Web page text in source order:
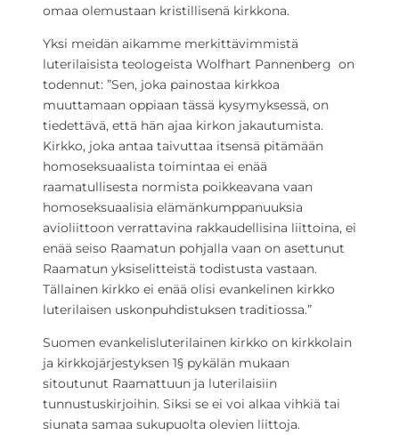
omaa olemustaan kristillisenä kirkkona.
Yksi meidän aikamme merkittävimmistä
luterilaisista teologeista Wolfhart Pannenberg on
todennut: ”Sen, joka painostaa kirkkoa
muuttamaan oppiaan tässä kysymyksessä, on
tiedettävä, että hän ajaa kirkon jakautumista.
Kirkko, joka antaa taivuttaa itsensä pitämään
homoseksuaalista toimintaa ei enää
raamatullisesta normista poikkeavana vaan
homoseksuaalisia elämänkumppanuuksia
avioliittoon verrattavina rakkaudellisina liittoina, ei
enää seiso Raamatun pohjalla vaan on asettunut
Raamatun yksiselitteistä todistusta vastaan.
Tällainen kirkko ei enää olisi evankelinen kirkko
luterilaisen uskonpuhdistuksen traditiossa.”
Suomen evankelisluterilainen kirkko on kirkkolain
ja kirkkojärjestyksen 1§ pykälän mukaan
sitoutunut Raamattuun ja luterilaisiin
tunnustuskirjoihin. Siksi se ei voi alkaa vihkiä tai
siunata samaa sukupuolta olevien liittoja.